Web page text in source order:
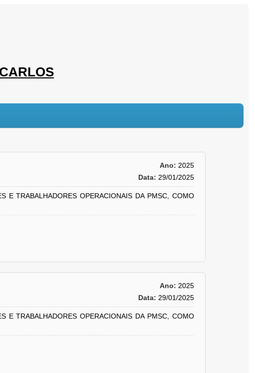
Ano: 2025
Data: 29/01/2025
E TRABALHADORES OPERACIONAIS DA PMSC, COMO
Ano: 2025
Data: 29/01/2025
E TRABALHADORES OPERACIONAIS DA PMSC, COMO